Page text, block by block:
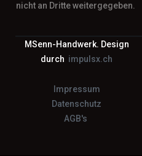
nicht an Dritte weitergegeben.
MSenn-Handwerk. Design
durch impulsx.ch
Impressum
Datenschutz
AGB's